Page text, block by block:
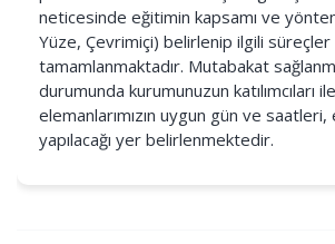
neticesinde eğitimin kapsamı ve
Yüze, Çevrimiçi) belirlenip ilgili süreçler
tamamlanmaktadır. Mutabakat
durumunda kurumunuzun katılımcıları
elemanlarımızın uygun gün ve saatleri,
yapılacağı yer belirlenmektedir.